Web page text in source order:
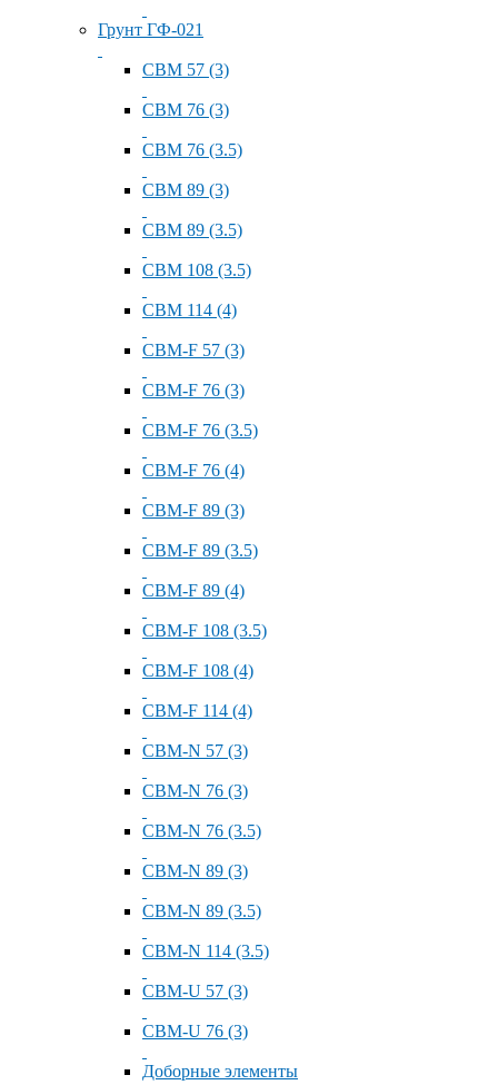
Грунт ГФ-021
СВМ 57 (3)
СВМ 76 (3)
СВМ 76 (3.5)
СВМ 89 (3)
СВМ 89 (3.5)
СВМ 108 (3.5)
СВМ 114 (4)
СВМ-F 57 (3)
СВМ-F 76 (3)
СВМ-F 76 (3.5)
СВМ-F 76 (4)
СВМ-F 89 (3)
СВМ-F 89 (3.5)
СВМ-F 89 (4)
СВМ-F 108 (3.5)
СВМ-F 108 (4)
СВМ-F 114 (4)
СВМ-N 57 (3)
СВМ-N 76 (3)
СВМ-N 76 (3.5)
СВМ-N 89 (3)
СВМ-N 89 (3.5)
СВМ-N 114 (3.5)
СВМ-U 57 (3)
СВМ-U 76 (3)
Доборные элементы